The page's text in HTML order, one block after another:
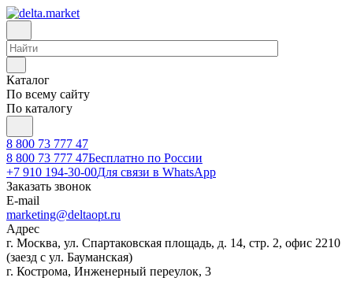
Каталог
По всему сайту
По каталогу
8 800 73 777 47
8 800 73 777 47Бесплатно по России
+7 910 194-30-00Для связи в WhatsApp
Заказать звонок
E-mail
marketing@deltaopt.ru
Адрес
г. Москва, ул. Спартаковская площадь, д. 14, стр. 2, офис 2210
(заезд с ул. Бауманская)
г. Кострома, Инженерный переулок, 3